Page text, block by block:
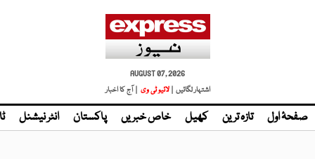
AUGUST 07, 2026
اشتہار لگائیں | لائیو ٹی وی | آج کا اخبار
صفحۂ اول تازہ ترین کھیل خاص خبریں پاکستان انٹر نیشنل